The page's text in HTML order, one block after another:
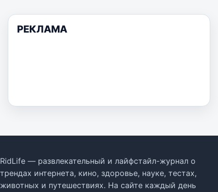
РЕКЛАМА
RidLife — развлекательный и лайфстайл-журнал о
трендах интернета, кино, здоровье, науке, тестах,
животных и путешествиях. На сайте каждый день